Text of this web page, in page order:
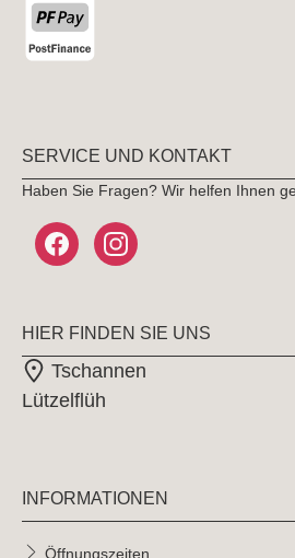
SERVICE UND KONTAKT
Haben Sie Fragen? Wir helfen Ihnen
HIER FINDEN SIE UNS
Tschannen
Lützelflüh
INFORMATIONEN
Öffnungszeiten